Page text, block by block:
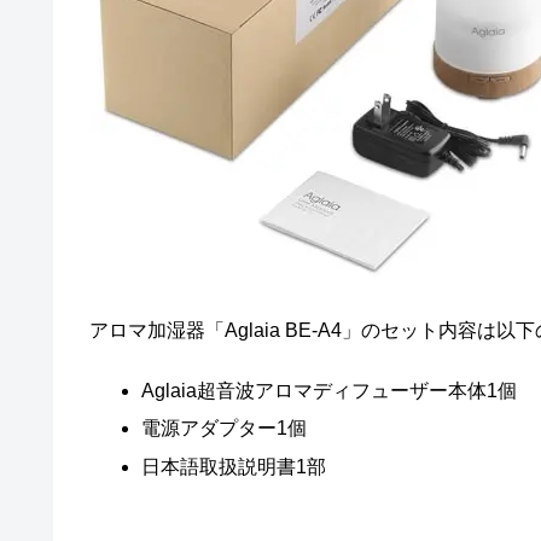
アロマ加湿器「Aglaia BE-A4」のセット内容は以下
Aglaia超音波アロマディフューザー本体1個
電源アダプター1個
日本語取扱説明書1部